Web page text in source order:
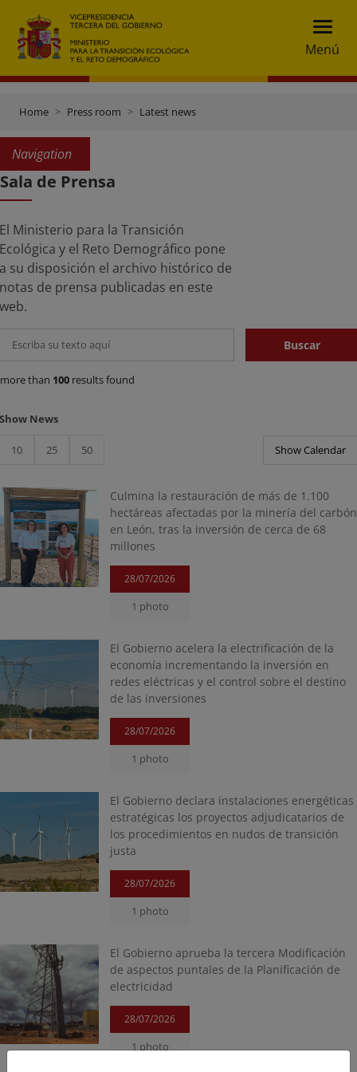
Menú
Home Press room Latest news
Navigation
Sala de Prensa
Ministerio para la Transición
y el Reto Demográfico pone
su disposición el archivo histórico de
de prensa publicadas en este
Buscar
more than 100 results found
Culmina la restauración de más de 1.100
hectáreas afectadas por la minería del carbón
en León, tras la inversión de cerca de 68
millones
28/07/2026
1 photo
El Gobierno acelera la electrificación de la
economía incrementando la inversión en
redes eléctricas y el control sobre el destino
de las inversiones
28/07/2026
1 photo
El Gobierno declara instalaciones energéticas
estratégicas los proyectos adjudicatarios de
los procedimientos en nudos de transición
justa
28/07/2026
1 photo
El Gobierno aprueba la tercera Modificación
de aspectos puntales de la Planificación de
electricidad
28/07/2026
1 photo
News
10 25 50 Show Calendar